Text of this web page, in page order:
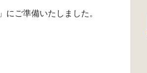
ご準備いたしました。